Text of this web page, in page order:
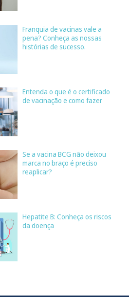
Franquia de vacinas vale a
pena? Conheça as nossas
histórias de sucesso.
Entenda o que é o certificado
de vacinação e como fazer
Se a vacina BCG não deixou
marca no braço é preciso
reaplicar?
Hepatite B: Conheça os riscos
da doença